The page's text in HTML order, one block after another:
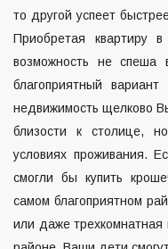
то другой успеет
Приобретая квартиру
возможность не спеша
благоприятный
недвижимость щелково
близости к столице,
условиях проживания.
смогли бы купить
самом благоприятном
или даже трехкомнатная